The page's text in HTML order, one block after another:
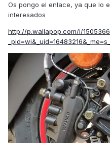
Os pongo el enlace, ya que lo
interesados
http://p.wallapop.com/i/